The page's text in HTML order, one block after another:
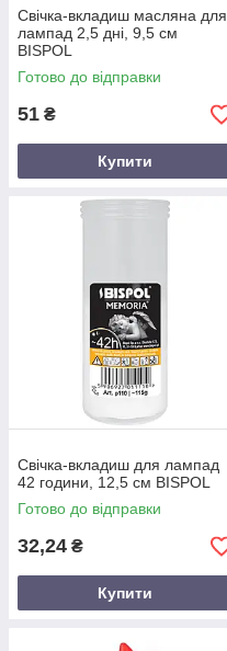
Свічка-вкладиш масляна для
лампад 2,5 дні, 9,5 см
BISPOL
Готово до відправки
51 ₴
Купити
Свічка-вкладиш для лампад
42 години, 12,5 см BISPOL
Готово до відправки
32,24 ₴
Купити